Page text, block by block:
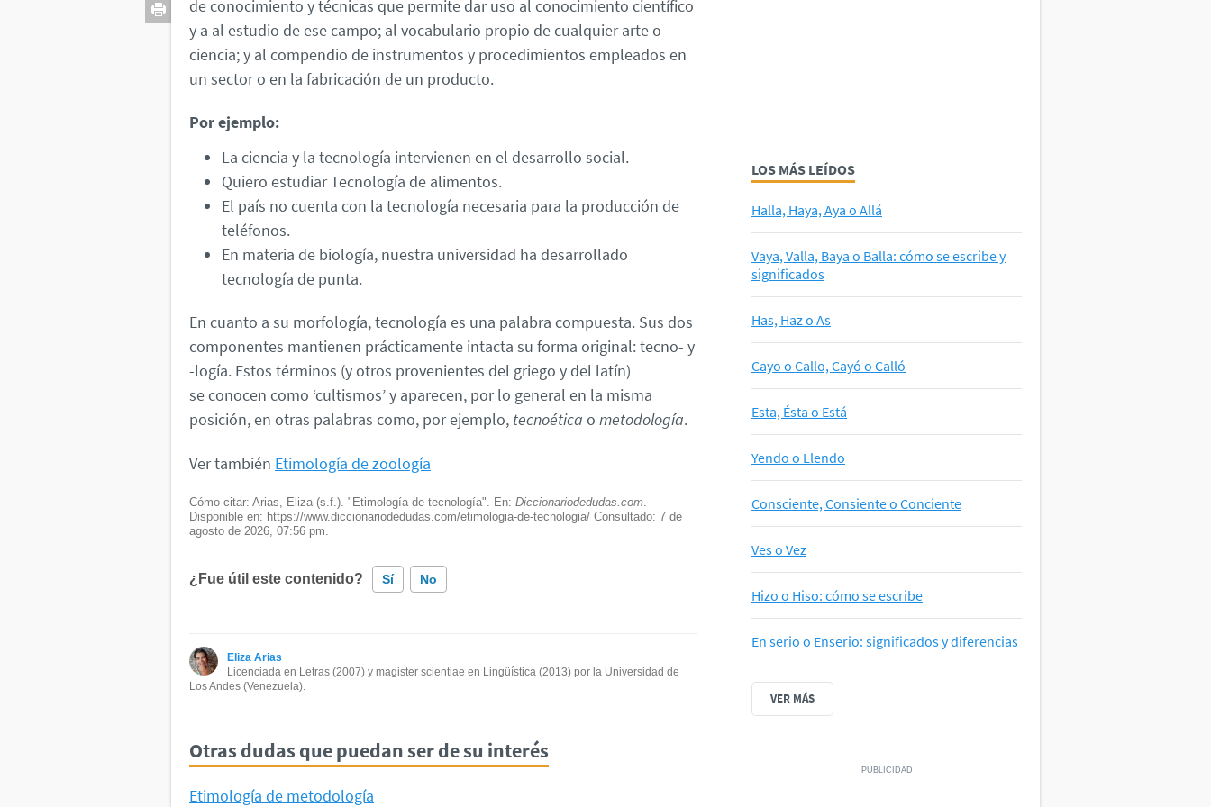
de conocimiento y técnicas que permite dar uso al conocimiento científico
y a al estudio de ese campo; al vocabulario propio de cualquier arte o
ciencia; y al compendio de instrumentos y procedimientos empleados en
un sector o en la fabricación de un producto.
Por ejemplo:
La ciencia y la tecnología intervienen en el desarrollo social.
Quiero estudiar Tecnología de alimentos.
El país no cuenta con la tecnología necesaria para la producción de
teléfonos.
En materia de biología, nuestra universidad ha desarrollado
tecnología de punta.
En cuanto a su morfología, tecnología es una palabra compuesta. Sus dos
componentes mantienen prácticamente intacta su forma original: tecno- y
-logía. Estos términos (y otros provenientes del griego y del latín)
se conocen como ‘cultismos’ y aparecen, por lo general en la misma
posición, en otras palabras como, por ejemplo, tecnoética o metodología.
Ver también Etimología de zoología
Cómo citar: Arias, Eliza (s.f.). "Etimología de tecnología". En: Diccionariodedudas.com
Disponible en: https://www.diccionariodedudas.com/etimologia-de-tecnologia/ Consultado: 7 de
agosto de 2026, 07:56 pm.
¿Fue útil este contenido? Sí No
Este contenido no tiene la información que busco
Eliza Arias
Licenciada en Letras (2007) y magister scientiae en Lingüística (2013) por la Universidad de
Los Andes (Venezuela).
Otras dudas que puedan ser de su interés
Etimología de metodología
LOS MÁS LEÍDOS
Halla, Haya, Aya o Allá
Vaya, Valla, Baya o Balla: cómo se escribe y
significados
Has, Haz o As
Cayo o Callo, Cayó o Calló
Esta, Ésta o Está
Yendo o Llendo
Consciente, Consiente o Conciente
Ves o Vez
Hizo o Hiso: cómo se escribe
En serio o Enserio: significados y diferencias
VER MÁS